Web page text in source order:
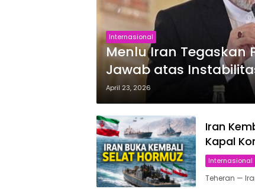
Internasional
Menlu Iran Tegaskan
Jawab atas
April 23, 2026
Iran
Kapal
Internasional
Teheran —